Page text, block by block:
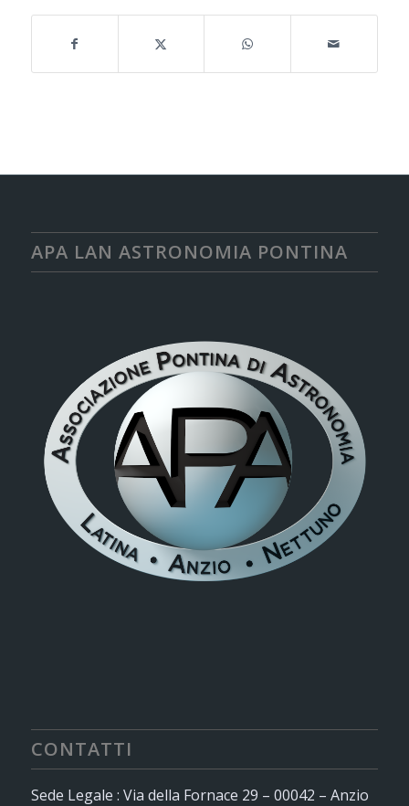
APA LAN ASTRONOMIA PONTINA
CONTATTI
Sede Legale : Via della Fornace 29 – 00042 – Anzio